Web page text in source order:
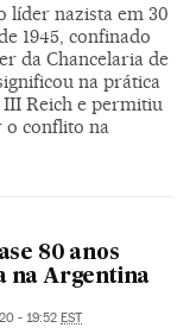
líder nazista em 30
1945, confinado
da Chancelaria de
na prática
Reich e permitiu
o conflito na
80 anos
na Argentina
- 19:52 EST